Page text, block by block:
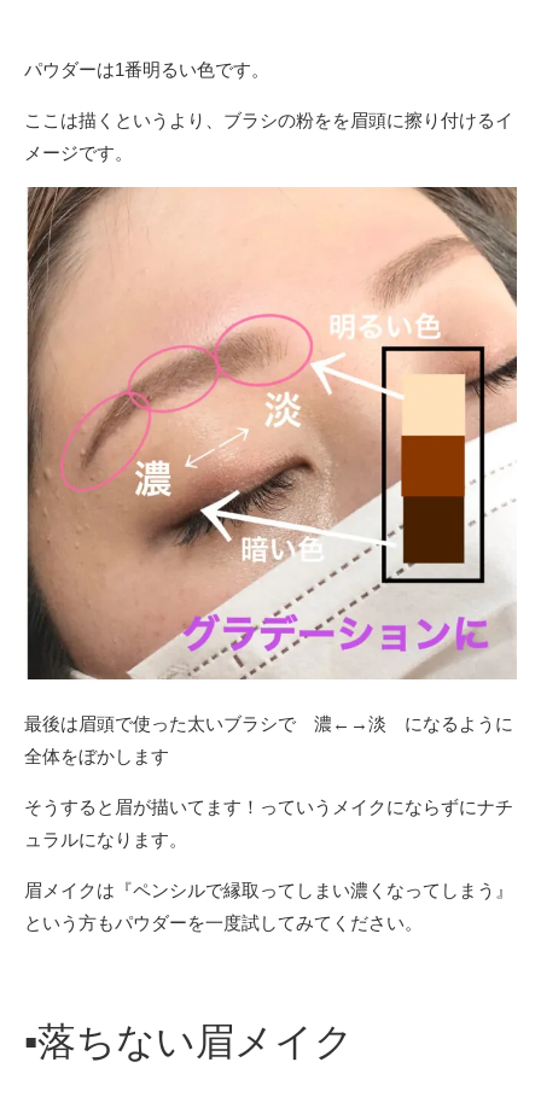
パウダーは1番明るい色です。
ここは描くというより、ブラシの粉をを眉頭に擦り付けるイ
メージです。
最後は眉頭で使った太いブラシで 濃 ←→淡 になるように
全体をぼかします
そうすると眉が描いてます！っていうメイクにならずにナチ
ュラルになります。
眉メイクは『ペンシルで縁取ってしまい濃くなってしまう』
という方もパウダーを一度試してみてください。
▪︎落ちない眉メイク